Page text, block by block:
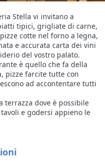
Stella vi invitano a
tipici, grigliate di carne,
cotte nel forno a legna,
e accurata carta dei vini
del vostro palato.
è quello che fa della
pizze farcite tutte con
ad accontentare tutti
terrazza dove è possibile
e godersi appieno le